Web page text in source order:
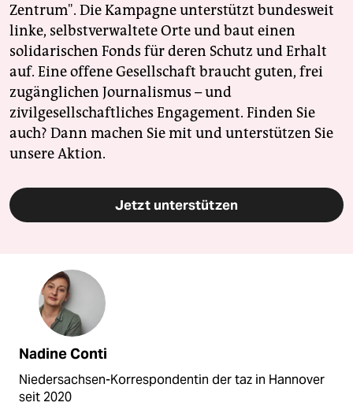
Zentrum". Die Kampagne unterstützt bundesweit
linke, selbstverwaltete Orte und baut einen
solidarischen Fonds für deren Schutz und Erhalt
auf. Eine offene Gesellschaft braucht guten, frei
zugänglichen Journalismus – und
zivilgesellschaftliches Engagement. Finden Sie
auch? Dann machen Sie mit und unterstützen Sie
unsere Aktion.
Jetzt unterstützen
Nadine Conti
Niedersachsen-Korrespondentin der taz in Hannover
seit 2020